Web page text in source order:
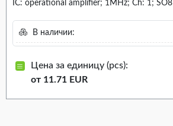
IC: operational amplifier; 1MHz; Ch: 1; SO8
В наличии:
Цена за единицу (pcs):
от 11.71 EUR